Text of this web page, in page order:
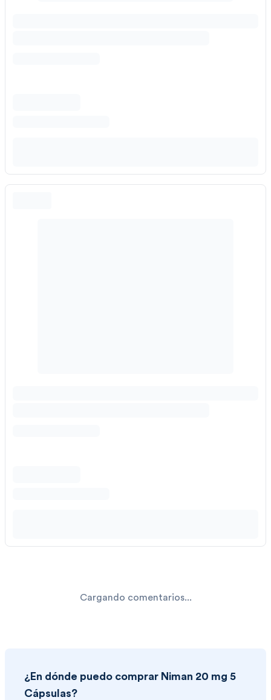
Cargando comentarios...
¿En dónde puedo comprar Niman 20 mg 5
Cápsulas?